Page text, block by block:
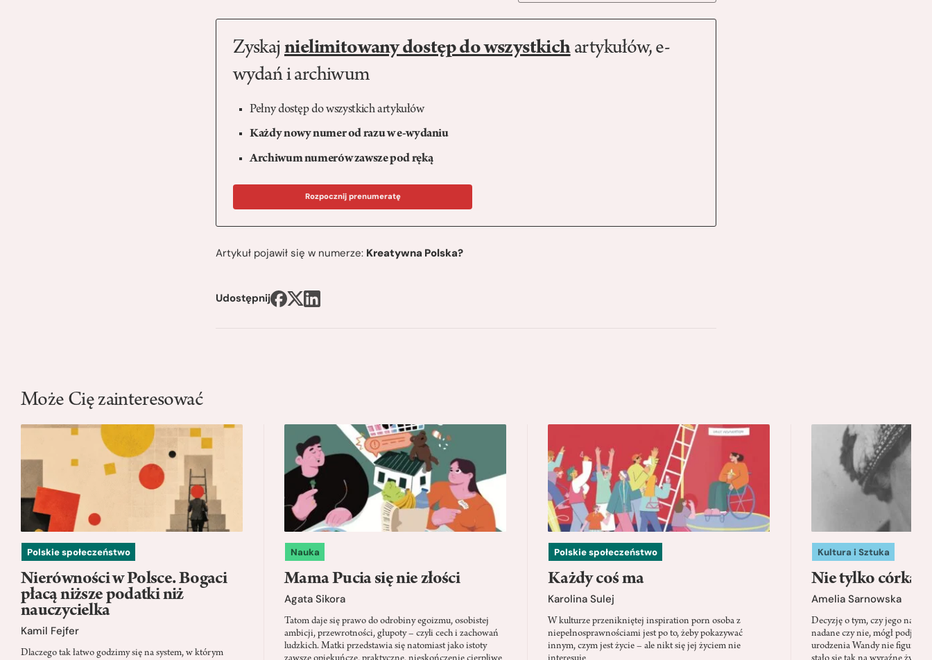
Zyskaj nielimitowany dostęp do wszystkichartykułów, e-
wydań i archiwum
Pełny dostęp do wszystkich artykułów
Każdy nowy numer od razu w e-wydaniu
Archiwum numerów zawsze pod ręką
Rozpocznij prenumeratę
Artykuł pojawił się w numerze: Kreatywna Polska?
Udostępnij
Może Cię zainteresować
Polskie społeczeństwo
Nierówności w Polsce. Bogaci
płacą niższe podatki niż
nauczycielka
Kamil Fejfer
Dlaczego tak łatwo godzimy się na system, w którym
Nauka
Mama Pucia się nie złości
Agata Sikora
Tatom daje się prawo do odrobiny egoizmu, osobistej
ambicji, przewrotności, głupoty – czyli cech i zachowań
ludzkich. Matki przedstawia się natomiast jako istoty
Polskie społeczeństwo
Każdy coś ma
Karolina Sulej
W kulturze przenikniętej inspiration porn osoba z
niepełnosprawnościami jest po to, żeby pokazywać
innym, czym jest życie – ale nikt się jej życiem nie
Kultura i Sztuka
Nie tylko córka
Amelia Sarnowska
Decyzję o tym, czy jego
nadane czy nie, mógł podjąć
urodzenia Wandy nie figuruje